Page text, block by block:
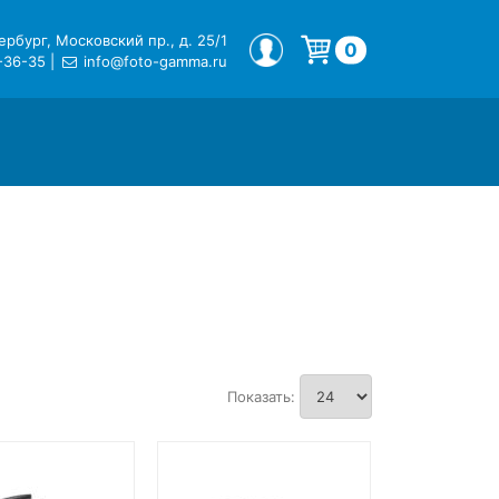
Московский пр., д. 25/1
36-35
info@foto-gamma.ru
МОЙ ПРОФИЛЬ 0